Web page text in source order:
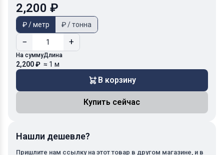
2,200 ₽
₽ / метр ₽ / тонна
− +
На сумму
2,200 ₽
Длина
≈ 1 м
В корзину
Купить сейчас
Нашли дешевле?
Пришлите нам ссылку на этот товар в другом магазине, и в